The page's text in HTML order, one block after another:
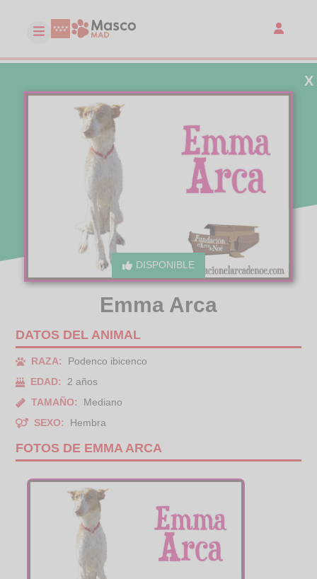
DISPONIBLE
X
Emma Arca
DATOS DEL ANIMAL
RAZA:
Podenco ibicenco
EDAD:
2 años
TAMAÑO:
Mediano
SEXO:
Hembra
FOTOS DE EMMA ARCA